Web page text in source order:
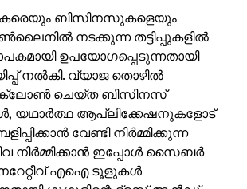
ബിസിനസുകളെയും
നടക്കുന്ന തട്ടിപ്പുകളില്‍
ഉപയോഗപ്പെടുന്നതായി
നല്‍കി. വ്യാജ തൊഴില്‍
ചെയ്ത ബിസിനസ്
യഥാര്‍ത്ഥ ആപ്ലിക്കേഷനുകളോട്
വേണ്ടി നിര്‍മ്മിക്കുന്ന
നിര്‍മ്മിക്കാന്‍ ഇപ്പോള്‍ സൈബര്‍
എഐ ടൂളുകള്‍